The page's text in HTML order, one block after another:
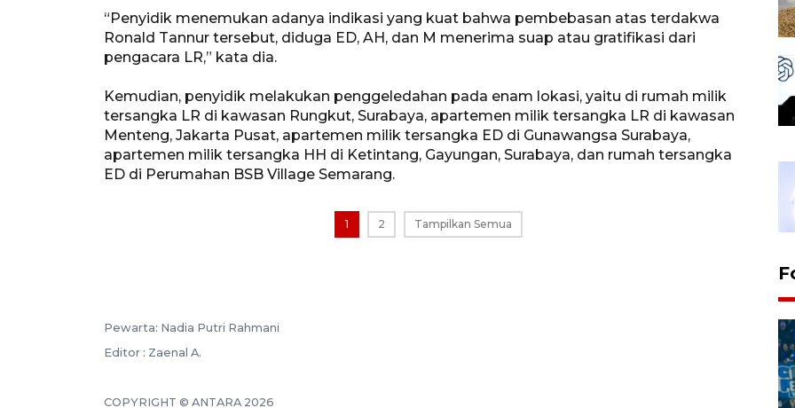
“Penyidik menemukan adanya indikasi yang kuat bahwa pembebasan atas terdakwa
Ronald Tannur tersebut, diduga ED, AH, dan M menerima suap atau gratifikasi dari
pengacara LR,” kata dia.
Kemudian, penyidik melakukan penggeledahan pada enam lokasi, yaitu di rumah milik
tersangka LR di kawasan Rungkut, Surabaya, apartemen milik tersangka LR di kawasan
Menteng, Jakarta Pusat, apartemen milik tersangka ED di Gunawangsa Surabaya,
apartemen milik tersangka HH di Ketintang, Gayungan, Surabaya, dan rumah tersangka
ED di Perumahan BSB Village Semarang.
1 2 Tampilkan Semua
Pewarta: Nadia Putri Rahmani
Editor : Zaenal A.
COPYRIGHT © ANTARA 2026